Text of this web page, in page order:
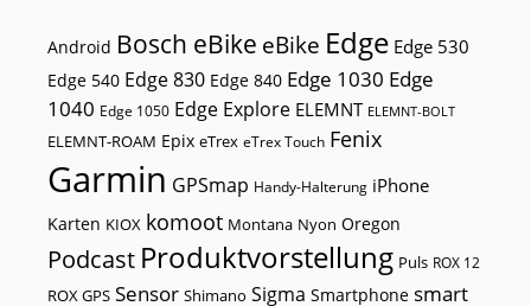
Android Bosch eBike eBike Edge Edge 530
Edge 540 Edge 830 Edge 840 Edge 1030 Edge
1040 Edge 1050 Edge Explore ELEMNT ELEMNT-BOLT
ELEMNT-ROAM Epix eTrex eTrex Touch Fenix
Garmin GPSmap Handy-Halterung iPhone
Karten KIOX komoot Montana Nyon Oregon
Podcast Produktvorstellung Puls ROX 12
ROX GPS Sensor Shimano Sigma Smartphone smart